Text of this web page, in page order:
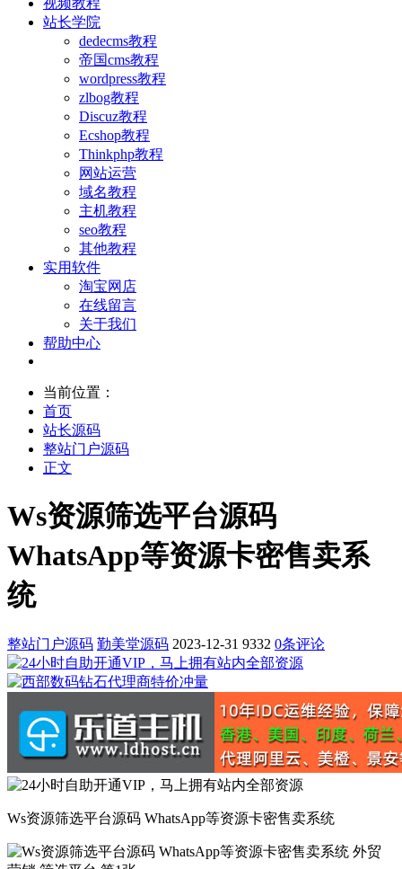
站长学院
dedecms教程
帝国cms教程
wordpress教程
zlbog教程
Discuz教程
Ecshop教程
Thinkphp教程
网站运营
域名教程
主机教程
seo教程
其他教程
实用软件
淘宝网店
在线留言
关于我们
帮助中心
当前位置：
首页
站长源码
整站门户源码
正文
Ws资源筛选平台源码
WhatsApp等资源卡密售卖系
统
整站门户源码 勤美堂源码 2023-12-31 9332 0条评论
Ws资源筛选平台源码 WhatsApp等资源卡密售卖系统